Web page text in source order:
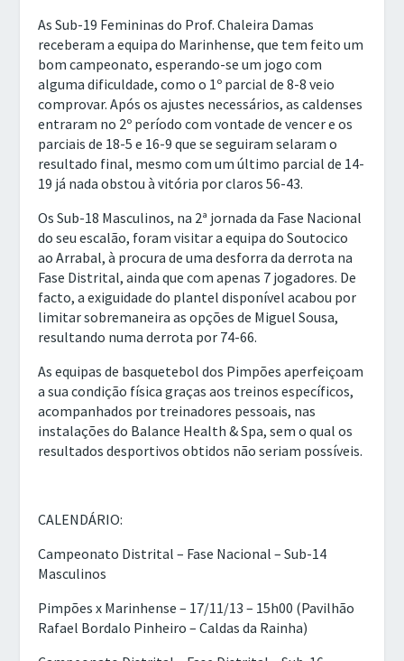
As Sub-19 Femininas do Prof. Chaleira Damas
receberam a equipa do Marinhense, que tem feito um
bom campeonato, esperando-se um jogo com
alguma dificuldade, como o 1º parcial de 8-8 veio
comprovar. Após os ajustes necessários, as caldenses
entraram no 2º período com vontade de vencer e os
parciais de 18-5 e 16-9 que se seguiram selaram o
resultado final, mesmo com um último parcial de 14-
19 já nada obstou à vitória por claros 56-43.
Os Sub-18 Masculinos, na 2ª jornada da Fase Nacional
do seu escalão, foram visitar a equipa do Soutocico
ao Arrabal, à procura de uma desforra da derrota na
Fase Distrital, ainda que com apenas 7 jogadores. De
facto, a exiguidade do plantel disponível acabou por
limitar sobremaneira as opções de Miguel Sousa,
resultando numa derrota por 74-66.
As equipas de basquetebol dos Pimpões aperfeiçoam
a sua condição física graças aos treinos específicos,
acompanhados por treinadores pessoais, nas
instalações do Balance Health & Spa, sem o qual os
resultados desportivos obtidos não seriam possíveis.
CALENDÁRIO:
Campeonato Distrital – Fase Nacional – Sub-14
Masculinos
Pimpões x Marinhense – 17/11/13 – 15h00 (Pavilhão
Rafael Bordalo Pinheiro – Caldas da Rainha)